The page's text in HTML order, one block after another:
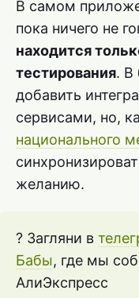
В самом
пока ничего не
находится
тестирования. В
добавить
сервисами, но,
национального
желанию.
? Загляни в
Бабы, где мы
АлиЭкспресс